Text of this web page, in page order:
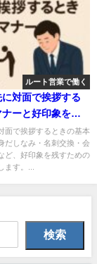
ルート営業で働く
対面で挨拶する
ーと好印象を残
面で挨拶するときの基本
だしなみ・名刺交換・会
ど、好印象を残すための
ます。...
検索